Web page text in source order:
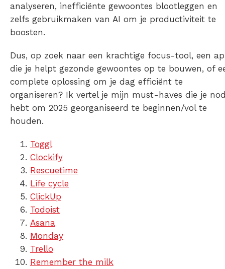
analyseren, inefficiënte gewoontes blootleggen en
zelfs gebruikmaken van AI om je productiviteit te
boosten.
Dus, op zoek naar een krachtige focus-tool, een
die je helpt gezonde gewoontes op te bouwen, of
complete oplossing om je dag efficiënt te
organiseren? Ik vertel je mijn must-haves die je
hebt om 2025 georganiseerd te beginnen/vol te
houden.
Toggl
Clockify
Rescuetime
Life cycle
ClickUp
Todoist
Asana
Monday
Trello
Remember the milk